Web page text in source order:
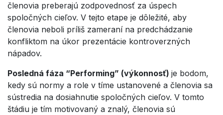
členovia preberajú zodpovednosť za úspech
spoločných cieľov. V tejto etape je dôležité, aby
členovia neboli príliš zameraní na predchádzanie
konfliktom na úkor prezentácie kontroverzných
nápadov.
Posledná fáza “Performing” (výkonnosť) je bodom,
kedy sú normy a role v tíme ustanovené a členovia sa
sústredia na dosiahnutie spoločných cieľov. V tomto
štádiu je tím motivovaný a znalý, členovia sú